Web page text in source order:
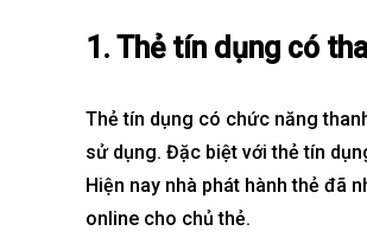
1. Thẻ tín dụng có
Thẻ tín dụng có chức năng
sử dụng. Đặc biệt vớithẻ tín
Hiện nay nhà phát hành thẻ đã
online cho chủthẻ.